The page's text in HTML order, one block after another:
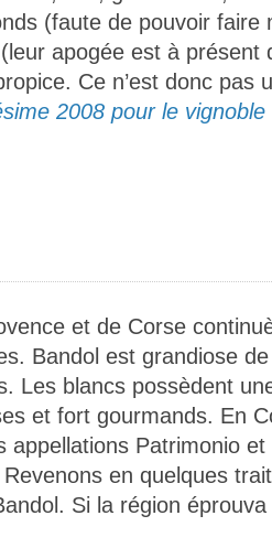
(faute de pouvoir faire
apogée est à présent
Ce n’est donc pas
2008 pour le
et de Corse
Bandol est grandiose
Les blancs possèdent
et fort gourmands. En
appellations Patrimonio
en quelques
Si la région éprouva